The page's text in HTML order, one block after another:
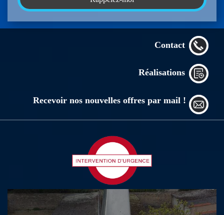
Contact
Réalisations
Recevoir nos nouvelles offres par mail !